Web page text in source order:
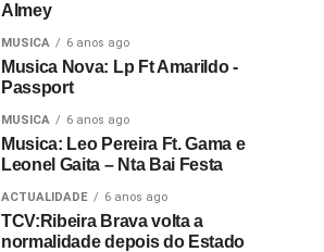
Almey
MUSICA 6 anos ago
Musica Nova: Lp Ft Amarildo -
Passport
MUSICA 6 anos ago
Musica: Leo Pereira Ft. Gama e
Leonel Gaita – Nta Bai Festa
ACTUALIDADE 6 anos ago
TCV:Ribeira Brava volta a
normalidade depois do Estado